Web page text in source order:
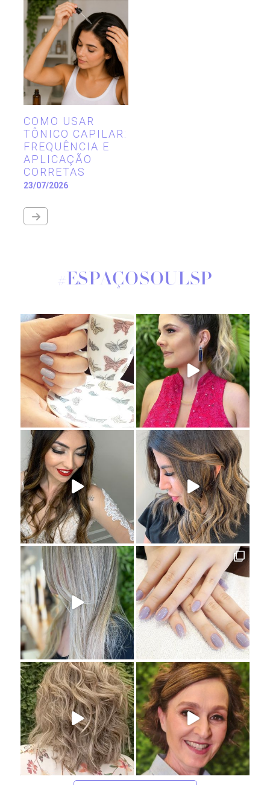
COMO USAR
TÔNICO CAPILAR:
FREQUÊNCIA E
APLICAÇÃO
CORRETAS
23/07/2026
#ESPAÇOSOULSP